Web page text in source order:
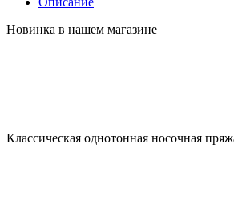
Новинка в нашем магазине
Классическая однотонная носочная